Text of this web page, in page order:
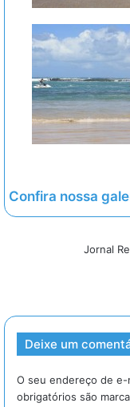
Confira nossa
Jornal
Deixe um
O seu endereço de e-
obrigatórios são